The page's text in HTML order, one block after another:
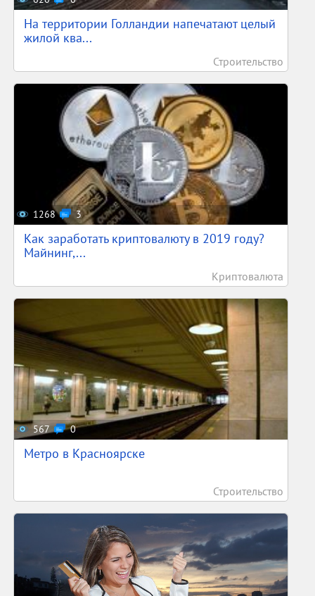
На территории Голландии напечатают целый
жилой ква...
Строительство
1268 3
Как заработать криптовалюту в 2019 году?
Майнинг,...
Криптовалюта
567 0
Метро в Красноярске
Строительство